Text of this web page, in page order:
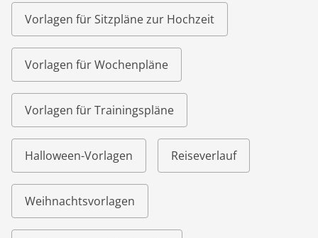
Vorlagen für Sitzpläne zur Hochzeit
Vorlagen für Wochenpläne
Vorlagen für Trainingspläne
Halloween-Vorlagen Reiseverlauf
Weihnachtsvorlagen